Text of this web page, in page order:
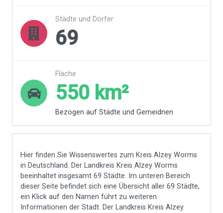
Städte und Dörfer
69
Fläche
550 km²
Bezogen auf Städte und Gemeidnen
Hier finden Sie Wissenswertes zum Kreis Alzey Worms
in Deutschland. Der Landkreis Kreis Alzey Worms
beeinhaltet insgesamt 69 Städte. Im unteren Bereich
dieser Seite befindet sich eine Übersicht aller 69 Städte,
ein Klick auf den Namen führt zu weiteren
Informationen der Stadt. Der Landkreis Kreis Alzey